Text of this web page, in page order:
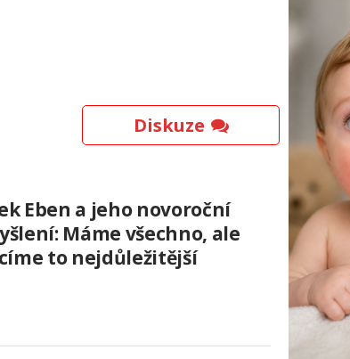
Diskuze
Eben a jeho novoroční
Máme všechno, ale
to nejdůležitější